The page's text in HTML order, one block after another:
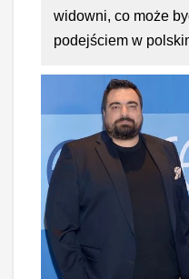
widowni, co może
podejściem w